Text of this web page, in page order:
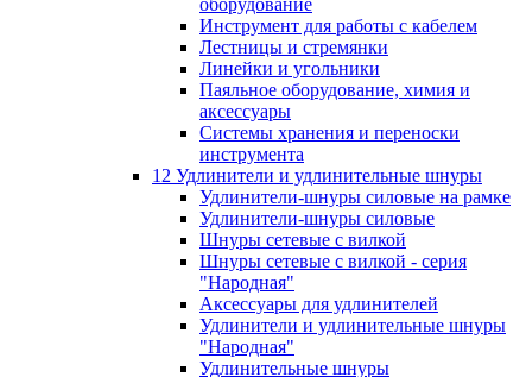
Инструмент для работы с кабелем
Лестницы и стремянки
Линейки и угольники
Паяльное оборудование, химия и
аксессуары
Системы хранения и переноски
инструмента
12 Удлинители и удлинительные шнуры
Удлинители-шнуры силовые на рамке
Удлинители-шнуры силовые
Шнуры сетевые с вилкой
Шнуры сетевые с вилкой - серия
"Народная"
Аксессуары для удлинителей
Удлинители и удлинительные шнуры
"Народная"
Удлинительные шнуры